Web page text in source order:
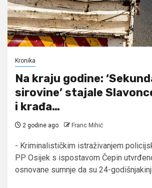
Kronika
Na kraju godine:
sirovine’ stajale
i krađa…
2 godine ago Franc Mihić
- Kriminalističkim istraživanjem
PP Osijek s ispostavom Čepin
osnovane sumnje da su 24-